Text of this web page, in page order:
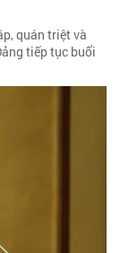
quán triệt và
tiếp tục buổi